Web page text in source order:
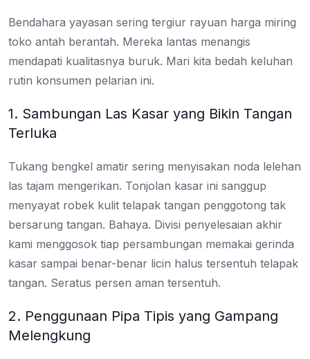
Bendahara yayasan sering tergiur rayuan harga miring
toko antah berantah. Mereka lantas menangis
mendapati kualitasnya buruk. Mari kita bedah keluhan
rutin konsumen pelarian ini.
1. Sambungan Las Kasar yang Bikin Tangan
Terluka
Tukang bengkel amatir sering menyisakan noda lelehan
las tajam mengerikan. Tonjolan kasar ini sanggup
menyayat robek kulit telapak tangan penggotong tak
bersarung tangan. Bahaya. Divisi penyelesaian akhir
kami menggosok tiap persambungan memakai gerinda
kasar sampai benar-benar licin halus tersentuh telapak
tangan. Seratus persen aman tersentuh.
2. Penggunaan Pipa Tipis yang Gampang
Melengkung